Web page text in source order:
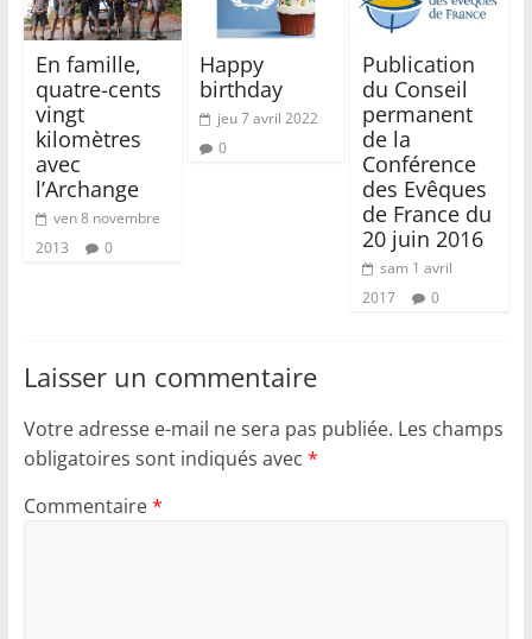
En famille,
quatre-cents
vingt
kilomètres
avec
l’Archange
ven 8 novembre
2013
0
Happy
birthday
jeu 7 avril 2022
0
Publication
du Conseil
permanent
de la
Conférence
des Evêques
de France du
20 juin 2016
sam 1 avril
2017
0
Laisser un commentaire
Votre adresse e-mail ne sera pas publiée. Les champs
obligatoires sont indiqués avec *
Commentaire*